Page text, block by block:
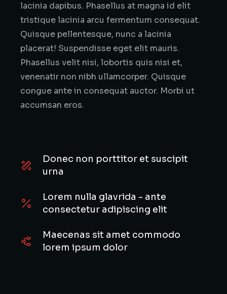
lacinia dapibus. Phasellus at magna id elit
tristique lacinia arcu fermentum consequat.
Quisque pellentesque, nunc a lacinia
placerat! Suspendisse eget elit mauris.
Phasellus velit nisi, lobortis quis nisi et,
venenatir non nibh ullamcorper. Quisque
congue ante in consequat auctor. Morbi ut
accumsan eros.
Donec non porttitor et suscipit
urna
Lorem nulla glavrida - ante
consectetur adipiscing elit
Maecenas sit amet commodo
lorem ipsum dolor